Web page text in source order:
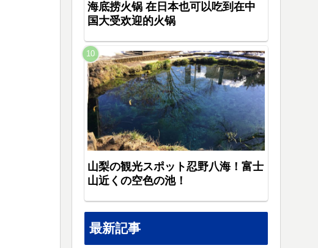
海底捞火锅 在日本也可以吃到在中
国大受欢迎的火锅
山梨の観光スポット忍野八海！富士
山近くの空色の池！
最新記事